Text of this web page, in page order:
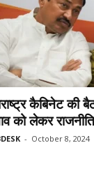
कैबिनेट की
को लेकर
- October 8, 2024